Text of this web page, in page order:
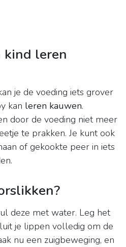
kind leren
je de voeding iets grover
kan leren kauwen.
door de voeding niet meer
te prakken. Je kunt ook
of gekookte peer in iets
deze met water. Leg het
je lippen volledig om de
nu een zuigbeweging, en